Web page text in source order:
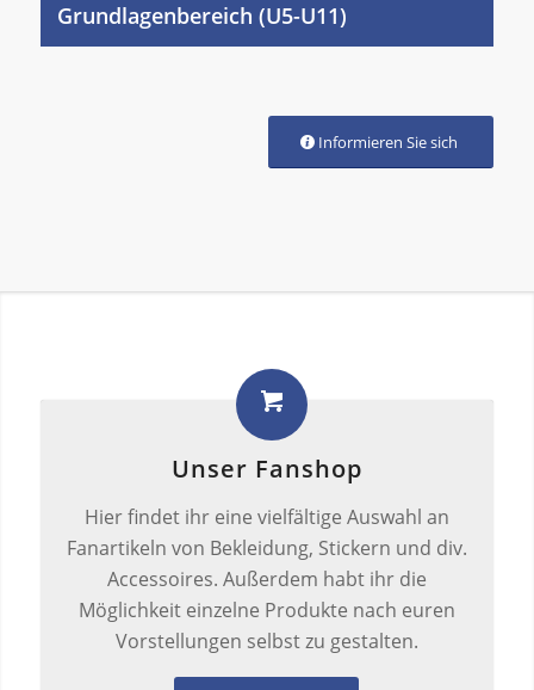
Grundlagenbereich (U5-U11)
Informieren Sie sich
Unser Fanshop
Hier findet ihr eine vielfältige Auswahl an
Fanartikeln von Bekleidung, Stickern und div.
Accessoires. Außerdem habt ihr die
Möglichkeit einzelne Produkte nach euren
Vorstellungen selbst zu gestalten.